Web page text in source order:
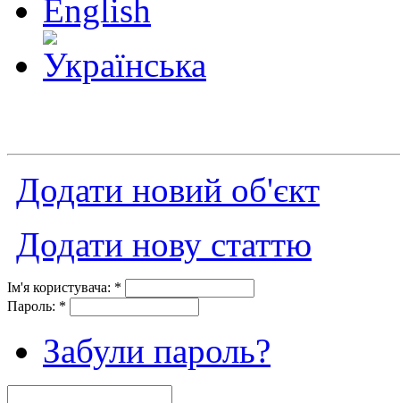
Додати новий об'єкт
Додати нову статтю
Ім'я користувача: *
Пароль: *
Забули пароль?